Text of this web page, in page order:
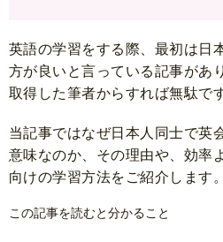
英語の学習をする際、最初は日
方が良いと言っている記事があ
取得した筆者からすれば無駄で
当記事ではなぜ日本人同士で英
意味なのか、その理由や、効率
向けの学習方法をご紹介します。
この記事を読むと分かること